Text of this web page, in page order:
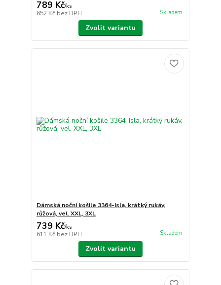
789 Kč/ks
652 Kč bez DPH Skladem
Zvolit variantu
Dámská noční košile 3364-Isla, krátký rukáv,
růžová, vel. XXL, 3XL
739 Kč/ks
611 Kč bez DPH Skladem
Zvolit variantu